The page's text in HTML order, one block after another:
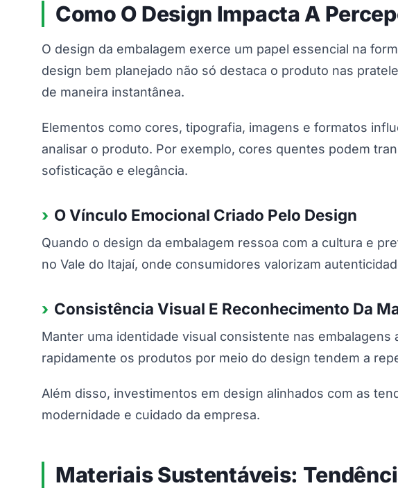
Como O Design Impacta A
O design da embalagem exerce um papel essencial na
design bem planejado não só destaca o produto nas
de maneira instantânea.
Elementos como cores, tipografia, imagens e formatos
analisar o produto. Por exemplo, cores quentes podem
sofisticação e elegância.
O Vínculo Emocional Criado Pelo Design
Quando o design da embalagem ressoa com a cultura e
no Vale do Itajaí, onde consumidores valorizam
Consistência Visual E Reconhecimento Da
Manter uma identidade visual consistente nas embalagens
rapidamente os produtos por meio do design tendem a
Além disso, investimentos em design alinhados com as
modernidade e cuidado da empresa.
Materiais Sustentáveis: